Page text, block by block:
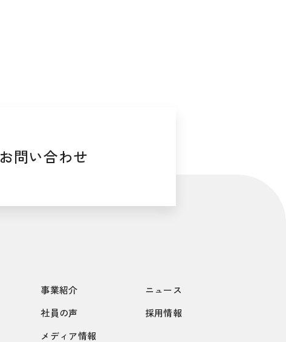
お問い合わせ
事業紹介
社員の声
メディア情報
ニュース
採用情報